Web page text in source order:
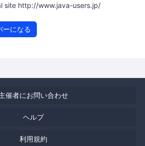
site http://www.java-users.jp/
ーになる
催者にお問い合わせ
ヘルプ
利用規約